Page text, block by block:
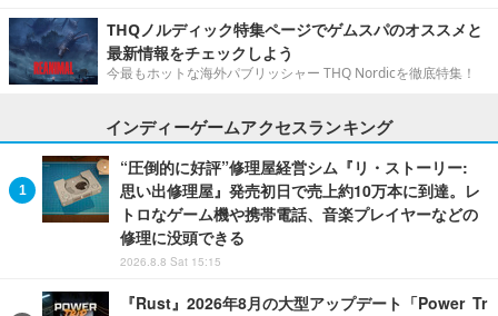
THQノルディック特集ページでゲムスパのオススメと
最新情報をチェックしよう
今最もホットな海外パブリッシャー THQ Nordicを徹底特集！
インディーゲームアクセスランキング
“圧倒的に好評”修理屋経営シム『リ・ストーリー:
思い出修理屋』発売初日で売上約10万本に到達。レ
トロなゲーム機や携帯電話、音楽プレイヤーなどの
修理に没頭できる
2026.8.8 Sat 15:15
『Rust』2026年8月の大型アップデート「Power Tr